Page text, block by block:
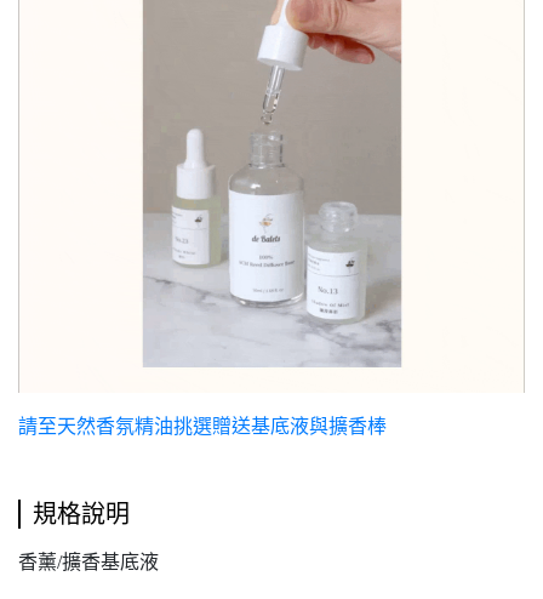
請至天然香氛精油挑選贈送基底液與擴香棒
規格說明
香薰/擴香基底液